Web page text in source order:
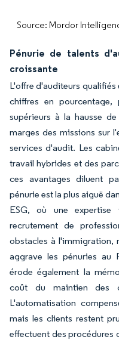
Source: Mordor
Pénurie de talents
croissante
L'offre d'auditeurs
chiffres en pourcentage,
supérieurs à la hausse
marges des missions sur
services d'audit. Les
travail hybrides et des
ces avantages diluent
pénurie est la plus aiguë
ESG, où une expertise
recrutement de
obstacles à l'immigration,
aggrave les pénuries au
érode également la
coût du maintien des
L'automatisation
mais les clients restent
effectuent des procédures